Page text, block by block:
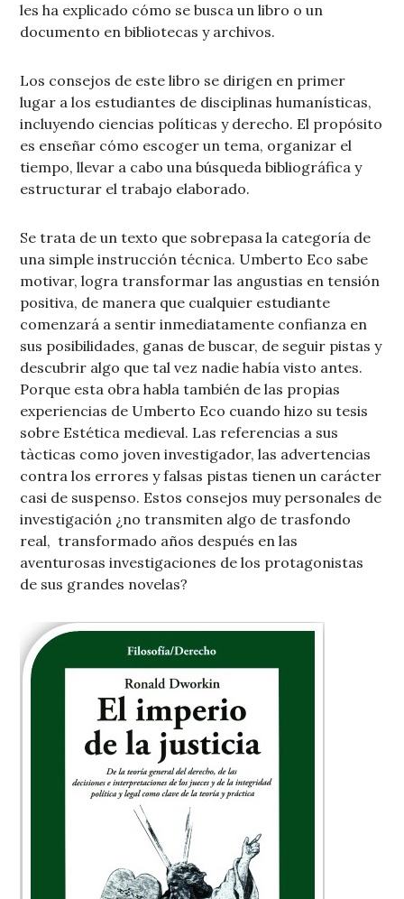
les ha explicado cómo se busca un libro o un
documento en bibliotecas y archivos.
Los consejos de este libro se dirigen en primer
lugar a los estudiantes de disciplinas humanísticas,
incluyendo ciencias políticas y derecho. El propósito
es enseñar cómo escoger un tema, organizar el
tiempo, llevar a cabo una búsqueda bibliográfica y
estructurar el trabajo elaborado.
Se trata de un texto que sobrepasa la categoría de
una simple instrucción técnica. Umberto Eco sabe
motivar, logra transformar las angustias en tensión
positiva, de manera que cualquier estudiante
comenzará a sentir inmediatamente confianza en
sus posibilidades, ganas de buscar, de seguir pistas y
descubrir algo que tal vez nadie había visto antes.
Porque esta obra habla también de las propias
experiencias de Umberto Eco cuando hizo su tesis
sobre Estética medieval. Las referencias a sus
tàcticas como joven investigador, las advertencias
contra los errores y falsas pistas tienen un carácter
casi de suspenso. Estos consejos muy personales de
investigación ¿no transmiten algo de trasfondo
real, transformado años después en las
aventurosas investigaciones de los protagonistas
de sus grandes novelas?